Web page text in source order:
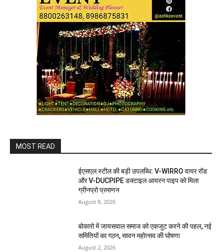
MOST READ
ईएसएल स्टील की बड़ी उपलब्धि: V-WIRRO वायर रॉड
और V-DUCPIPE डक्टाइल आयरन पाइप को मिला
ग्रीनप्रो प्रमाणन
August 8, 2026
बोकारो में जायसवाल समाज को एकजुट करने की पहल, नई
समितियों का गठन, सावन महोत्सव की घोषणा
August 2, 2026